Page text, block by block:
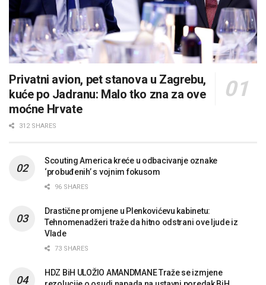
Privatni avion, pet stanova u Zagrebu,
kuće po Jadranu: Malo tko zna za ove
moćne Hrvate
312 SHARES
Scouting America kreće u odbacivanje oznake
‘probuđenih’ s vojnim fokusom
96 SHARES
Drastične promjene u Plenkovićevu kabinetu:
Tehnomenadžeri traže da hitno odstrani ove ljude iz
Vlade
73 SHARES
HDZ BiH ULOŽIO AMANDMANE Traže se izmjene